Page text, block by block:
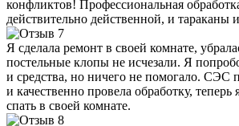
конфликтов! Профессиональная
действительно действенной, и тараканы
Я сделала ремонт в своей комнате,
постельные клопы не исчезали. Я
и средства, но ничего не помогало. СЭС
и качественно провела обработку,
спать в своей комнате.